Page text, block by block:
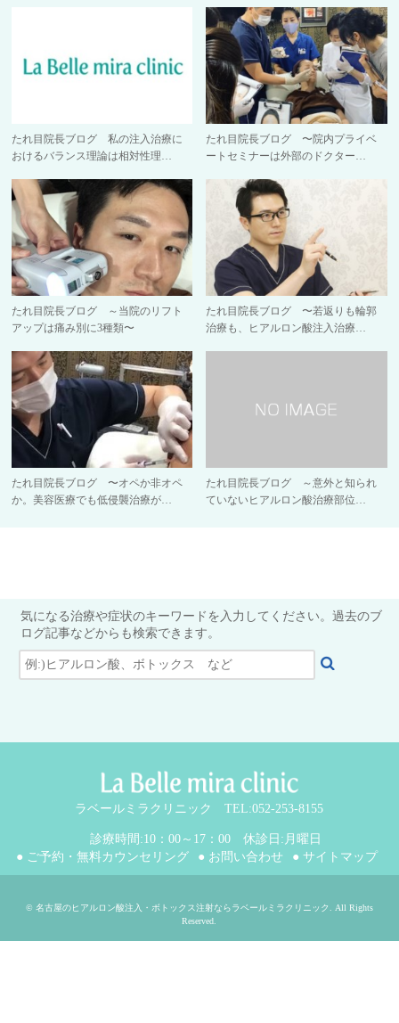
たれ目院長ブログ 私の注入治療に
おけるバランス理論は相対性理…
たれ目院長ブログ 〜院内プライベ
ートセミナーは外部のドクター…
たれ目院長ブログ ～当院のリフト
アップは痛み別に3種類〜
たれ目院長ブログ 〜若返りも輪郭
治療も、ヒアルロン酸注入治療…
たれ目院長ブログ 〜オペか非オペ
か。美容医療でも低侵襲治療が…
たれ目院長ブログ ～意外と知られ
ていないヒアルロン酸治療部位…
気になる治療や症状のキーワードを入力してください。過去のブ
ログ記事などからも検索できます。
ラベールミラクリニック TEL:052-253-8155
診療時間:10：00～17：00 休診日:月曜日
● ご予約・無料カウンセリング
● お問い合わせ ● サイトマップ
© 名古屋のヒアルロン酸注入・ボトックス注射ならラベールミラクリニック
. All Rights
Reserved.